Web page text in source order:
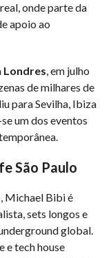
onde parte da
apoio ao
Londres, em julho
de milhares de
para Sevilha, Ibiza
um dos eventos
São Paulo
, Michael Bibi é
sets longos e
global.
e tech house